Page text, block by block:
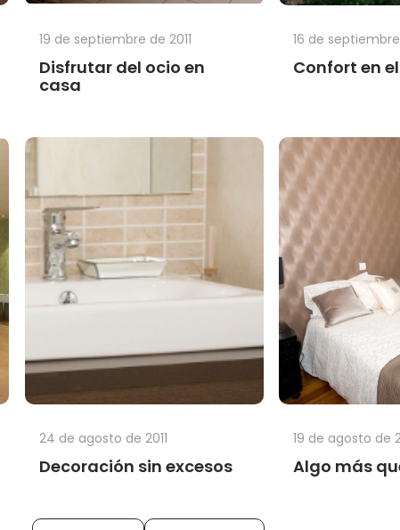
Disfrutar del ocio en
casa
19 de septiembre de 2011
Confort en
16 de septiembre
Decoración sin excesos
24 de agosto de 2011
Algo más
19 de agosto de